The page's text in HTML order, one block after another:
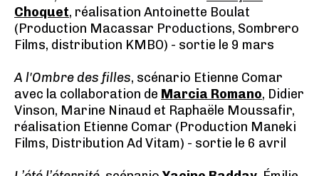
Choquet, réalisation Antoinette Boulat
(Production Macassar Productions, Sombrero
Films, distribution KMBO) - sortie le 9 mars
A l'Ombre des filles, scénario Etienne Comar
avec la collaboration de Marcia Romano, Didier
Vinson, Marine Ninaud et Raphaële Moussafir,
réalisation Etienne Comar (Production Maneki
Films, Distribution Ad Vitam) - sortie le 6 avril